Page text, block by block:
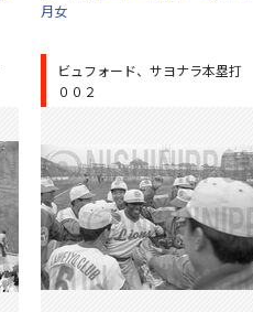
月女
ビュフォード、サヨナラ本塁打
００２